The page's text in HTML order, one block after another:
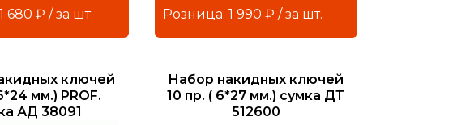
Розница: 1 680 ₽ / за шт. Розница: 1 990 ₽ / за шт.
ключей
мм.) PROF.
АД 38091
Набор накидных ключей
10 пр. ( 6*27 мм.) сумка ДТ
512600